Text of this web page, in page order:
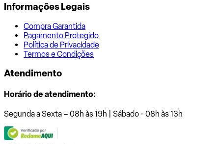
Informações Legais
Compra Garantida
Pagamento Protegido
Política de Privacidade
Termos e Condições
Atendimento
Horário de atendimento:
Segunda a Sexta – 08h às 19h | Sábado - 08h às 13h